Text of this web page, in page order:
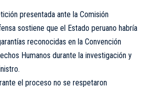
presentada ante la Comisión
sostiene que el Estado peruano habría
reconocidas en la Convención
Humanos durante la investigación y
el proceso no se respetaron